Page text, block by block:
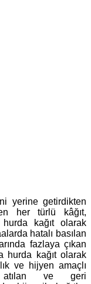
yerine getirdikten
her türlü kâğıt,
kağıt olarak
hatalı basılan
fazlaya çıkan
hurda kağıt olarak
ve hijyen amaçlı
atılan ve geri